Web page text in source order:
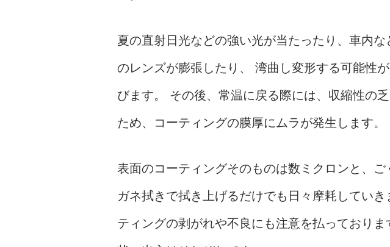
夏の直射日光などの強い光が当たったり、車内
のレンズが膨張したり、 湾曲し変形する可能性
びます。 その後、常温に戻る際には、収縮性の
ため、コーティングの膜厚にムラが発生します。
表面のコーティングそのものは数ミクロンと、
ガネ拭きで拭き上げるだけでも日々摩耗してい
ティングの剥がれや不良にも注意を払っており